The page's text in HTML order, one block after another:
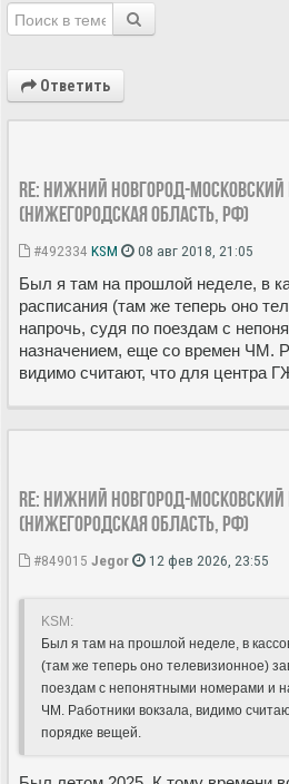
Ответить
Re: Нижний Новгород-
(Нижегородская область, РФ)
#492334 KSM 08 авг 2018, 21:05
Был я там на прошлой неделе, в
расписания (там же теперь оно
напрочь, судя по поездам с
назначением, еще со времен ЧМ.
видимо считают, что для центра
Re: Нижний Новгород-
(Нижегородская область, РФ)
#849015 Jegor 12 фев 2026, 23:55
KSM:
Был я там на прошлой неделе, в
(там же теперь оно телевизионное)
поездам с непонятными номерами и
ЧМ. Работники вокзала, видимо
порядке вещей.